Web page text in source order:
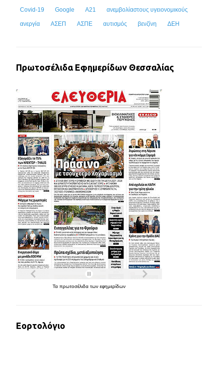
Covid-19 Google Α21 ανεμβολίαστους υγειονομικούς
ανεργία ΑΣΕΠ ΑΣΠΕ αυτισμός βενζίνη ΔΕΗ
Πρωτοσέλιδα Εφημερίδων Θεσσαλίας
Τα πρωτοσέλιδα των εφημερίδων
Εορτολόγιο